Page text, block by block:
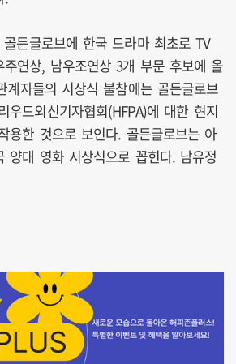
골든글로브에 한국 드라마 최초로 TV
연상, 남우조연상 3개 부문 후보에 올
계자들의 시상식 불참에는 골든글로브
우드외신기자협회(HFPA)에 대한 현지
용한 것으로 보인다. 골든글로브는 아
양대 영화 시상식으로 꼽힌다. 남유정